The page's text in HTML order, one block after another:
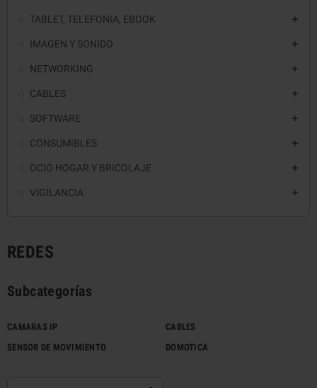
TABLET, TELEFONIA, EBOOK 
IMAGEN Y SONIDO 
NETWORKING 
CABLES 
SOFTWARE 
CONSUMIBLES 
OCIO HOGAR Y BRICOLAJE 
VIGILANCIA 
REDES
Subcategorías
CAMARAS IP
CABLES
SENSOR DE MOVIMIENTO
DOMOTICA